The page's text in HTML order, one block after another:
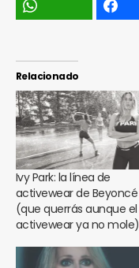
Relacionado
Ivy Park: la línea de
activewear de Beyoncé
(que querrás aunque el
activewear ya no mole)